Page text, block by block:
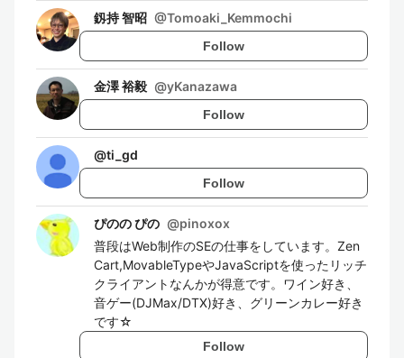
釼持 智昭 @Tomoaki_Kemmochi
Follow
金澤 裕毅 @yKanazawa
Follow
@ti_gd
Follow
ぴのの ぴの @pinoxox
普段はWeb制作のSEの仕事をしています。Zen
Cart,MovableTypeやJavaScriptを使ったリッチ
クライアントなんかが得意です。ワイン好き、
音ゲー(DJMax/DTX)好き、グリーンカレー好き
です☆
Follow